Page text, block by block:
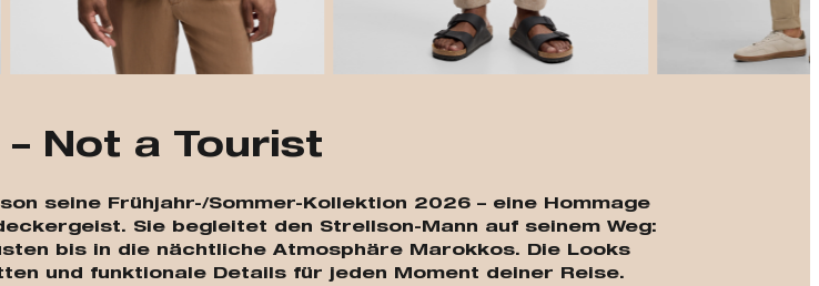
– Not a Tourist
seine Frühjahr-/Sommer-Kollektion 2026 – eine Hommage
Sie begleitet den Strellson-Mann auf seinem Weg:
bis in die nächtliche Atmosphäre Marokkos. Die Looks
und funktionale Details für jeden Moment deiner Reise.